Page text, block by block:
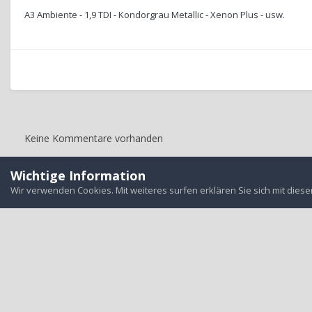
A3 Ambiente - 1,9 TDI - Kondorgrau Metallic - Xenon Plus - usw.
Keine Kommentare vorhanden
Startseite Galerie User-Garage Mal wieder ein neuer - diesmal
Wichtige Information
Wir verwenden Cookies. Mit weiteres surfen erklären Sie sich mit